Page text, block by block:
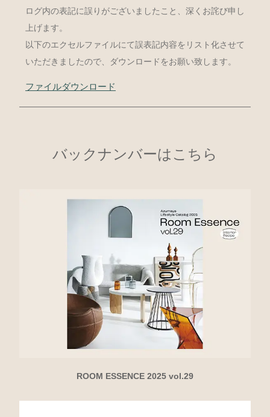
ログ内の表記に誤りがございましたこと、深くお詫び申し
上げます。
以下のエクセルファイルにて誤表記内容をリスト化させて
いただきましたので、ダウンロードをお願い致します。
ファイルダウンロード
バックナンバーはこちら
ROOM ESSENCE 2025 vol.29